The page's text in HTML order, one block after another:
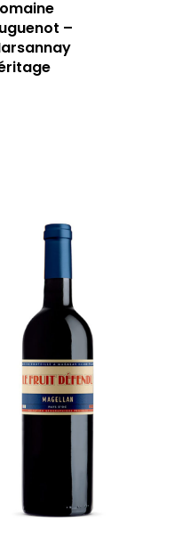
–
APERÇU DE NOTRE
LA TOURNÉE DU
LA CARTE DU
JOUR
RÉSERVER
13006 Marseille